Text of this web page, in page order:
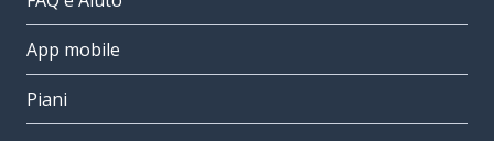
App mobile
Piani